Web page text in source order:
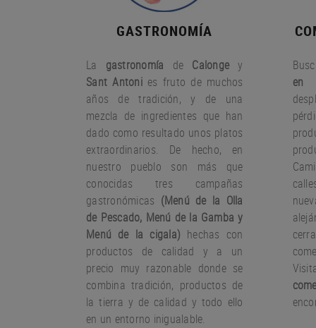
GASTRONOMÍA
La gastronomía de Calonge y
Sant Antoni es fruto de muchos
años
de tradición, y
de una
mezcla de ingredientes que han
dado como resultado unos platos
extraordinarios.
De hecho,
en
nuestro
pueblo
son más que
conocidas
tres
campañas
gastronómicas (Menú de la Olla
de Pescado, Menú de la Gamba y
Menú de la cigala) hechas con
productos
de calidad y a un
precio muy razonable donde se
combina tradición, productos de
la tierra y de calidad y todo ello
en un entorno inigualable.
en